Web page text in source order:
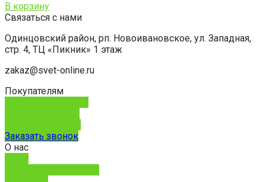
В корзину
Связаться с нами
Одинцовский район, рп. Новоивановское, ул. Западная,
стр. 4, ТЦ «Пикник» 1 этаж
zakaz@svet-online.ru
Покупателям
Заказать звонок
О нас